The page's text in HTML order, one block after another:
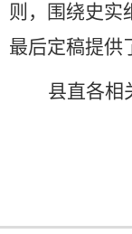
则，围绕史实
最后定稿提供
县直各相